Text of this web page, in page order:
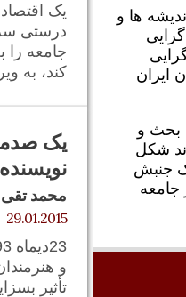
یک
درستی
جامعه را
کند، به
یک
محمد تقی
29.01.2015
و
تأثیر
ها و
ايران
بحث و
شکل
جنبش
جامعه